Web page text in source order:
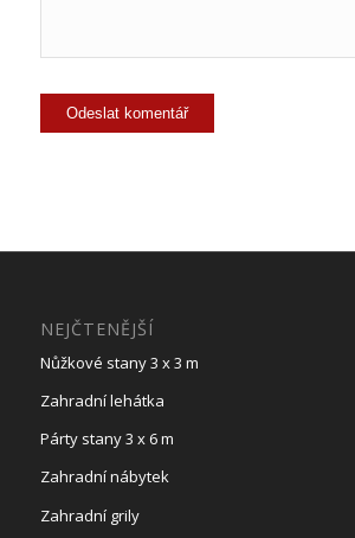
NEJČTENĚJŠÍ
Nůžkové stany 3 x 3 m
Zahradní lehátka
Párty stany 3 x 6 m
Zahradní nábytek
Zahradní grily